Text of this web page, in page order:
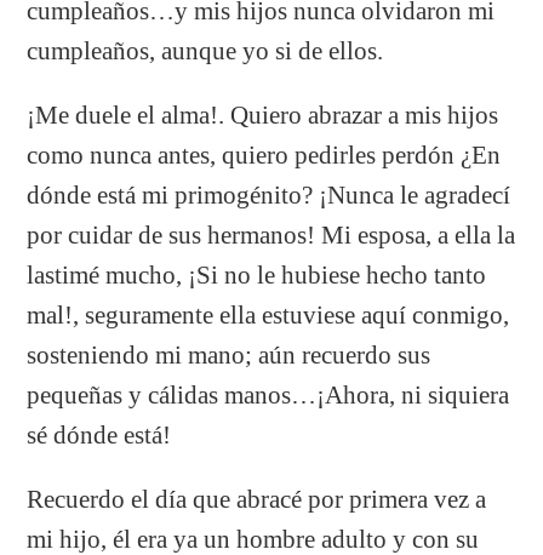
cumpleaños…y mis hijos nunca olvidaron mi
cumpleaños, aunque yo si de ellos.
¡Me duele el alma!. Quiero abrazar a mis hijos
como nunca antes, quiero pedirles perdón ¿En
dónde está mi primogénito? ¡Nunca le agradecí
por cuidar de sus hermanos! Mi esposa, a ella la
lastimé mucho, ¡Si no le hubiese hecho tanto
mal!, seguramente ella estuviese aquí conmigo,
sosteniendo mi mano; aún recuerdo sus
pequeñas y cálidas manos…¡Ahora, ni siquiera
sé dónde está!
Recuerdo el día que abracé por primera vez a
mi hijo, él era ya un hombre adulto y con su